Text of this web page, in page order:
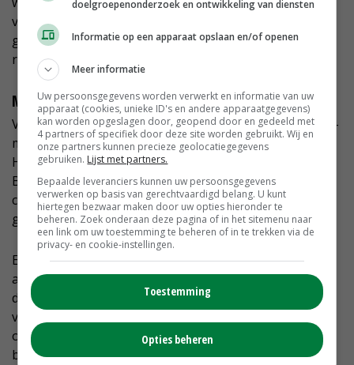
verandering in. We zien ze steeds vaker. Dat het nu
geen kale vlakte meer is, is ook gunstig voor
roofvogels en allerlei andere dieren.'
Meer boeren enthousiast
Vorig jaar heeft Huis in 't Veld samen met twee collega-
melkveehouders, een in Friesland en een in Zuid-
Holland, en onderzoeksbedrijf VKON het project
Boeren met bomen opgezet. 'Met dit project willen we
collega's enthousiast maken om ook aan de slag te
gaan met het planten van bomen en struiken.'
Een onderdeel van het project is het ontvangen van
andere boeren om ze met eigen ogen te laten zien wat
de mogelijkheden zijn. 'We proberen ze een stapje
verder te helpen. We kunnen ze eventueel
ondersteunen met het maken van een
beplantingsplan', laat de veehouder weten.
doelgroepenonderzoek en ontwikkeling van diensten
Informatie op een apparaat opslaan en/of openen
Meer informatie
Uw persoonsgegevens worden verwerkt en informatie van uw
apparaat (cookies, unieke ID's en andere apparaatgegevens)
kan worden opgeslagen door, geopend door en gedeeld met
4 partners of specifiek door deze site worden gebruikt. Wij en
onze partners kunnen precieze geolocatiegegevens
gebruiken. Lijst met partners.
Bepaalde leveranciers kunnen uw persoonsgegevens
verwerken op basis van gerechtvaardigd belang. U kunt
hiertegen bezwaar maken door uw opties hieronder te
beheren. Zoek onderaan deze pagina of in het sitemenu naar
een link om uw toestemming te beheren of in te trekken via de
privacy- en cookie-instellingen.
Toestemming
Opties beheren